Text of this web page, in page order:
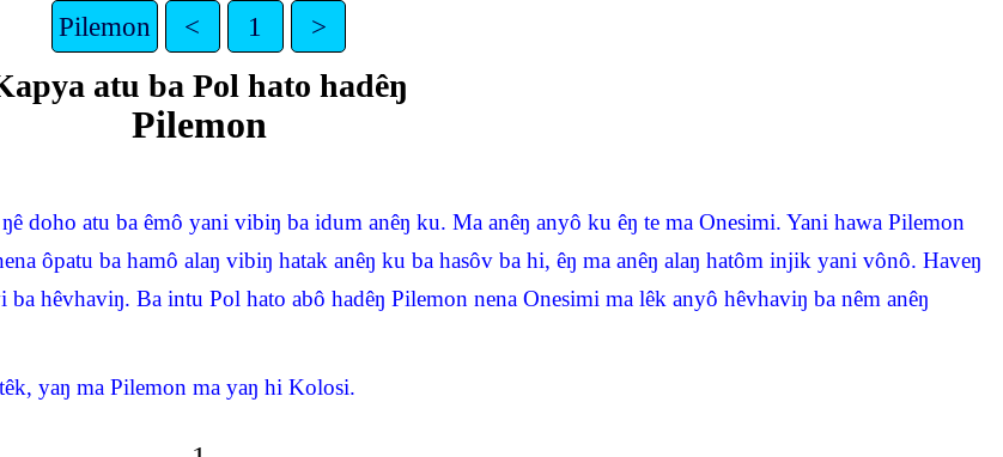
Pilemon < 1 >
atu ba Pol hato hadêŋ
Pilemon
doho atu ba êmô yani vibiŋ ba idum anêŋ ku. Ma anêŋ anyô ku êŋ te ma Onesimi. Yani hawa Pilemon
ôpatu ba hamô alaŋ vibiŋ hatak anêŋ ku ba hasôv ba hi, êŋ ma anêŋ alaŋ hatôm injik yani vônô. Haveŋ
hêvhaviŋ. Ba intu Pol hato abô hadêŋ Pilemon nena Onesimi ma lêk anyô hêvhaviŋ ba nêm anêŋ
yaŋ ma Pilemon ma yaŋ hi Kolosi.